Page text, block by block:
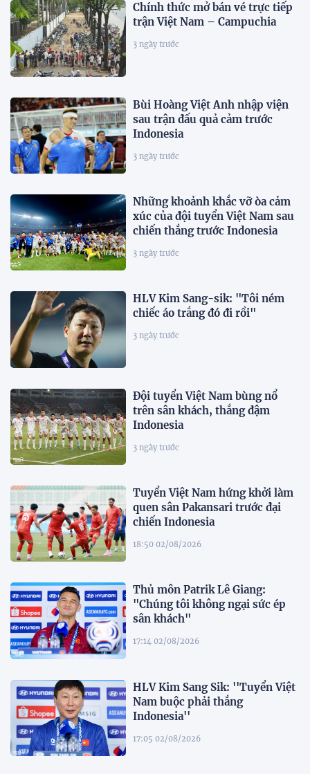
Chính thức mở bán vé trực tiếp
trận Việt Nam – Campuchia
3 ngày trước
Bùi Hoàng Việt Anh nhập viện
sau trận đấu quả cảm trước
Indonesia
3 ngày trước
Những khoảnh khắc vỡ òa cảm
xúc của đội tuyển Việt Nam sau
chiến thắng trước Indonesia
3 ngày trước
HLV Kim Sang-sik: "Tôi ném
chiếc áo trắng đó đi rồi"
3 ngày trước
Đội tuyển Việt Nam bùng nổ
trên sân khách, thắng đậm
Indonesia
3 ngày trước
Tuyển Việt Nam hứng khởi làm
quen sân Pakansari trước đại
chiến Indonesia
18:50 02/08/2026
Thủ môn Patrik Lê Giang:
"Chúng tôi không ngại sức ép
sân khách"
17:14 02/08/2026
HLV Kim Sang Sik: ''Tuyển Việt
Nam buộc phải thắng
Indonesia''
17:05 02/08/2026